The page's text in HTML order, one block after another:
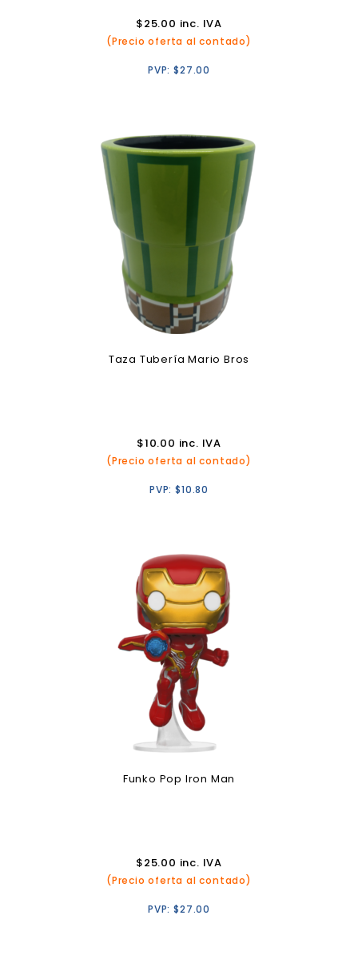
$25.00 inc. IVA
(Precio oferta al contado)
PVP:$27.00
Taza Tubería Mario Bros
$10.00 inc. IVA
(Precio oferta al contado)
PVP:$10.80
Funko Pop Iron Man
$25.00 inc. IVA
(Precio oferta al contado)
PVP:$27.00